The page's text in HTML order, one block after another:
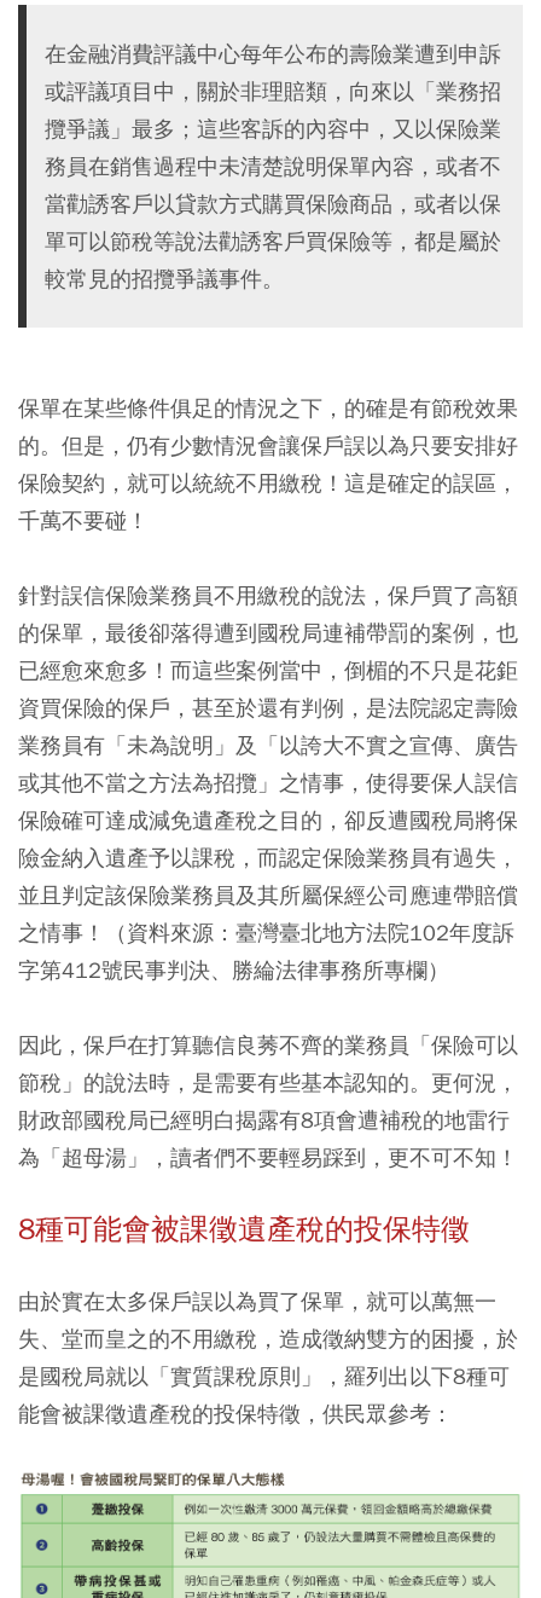
在金融消費評議中心每年公布的壽險業遭到申訴
或評議項目中，關於非理賠類，向來以「業務招
攬爭議」最多；這些客訴的內容中，又以保險業
務員在銷售過程中未清楚說明保單內容，或者不
當勸誘客戶以貸款方式購買保險商品，或者以保
單可以節稅等說法勸誘客戶買保險等，都是屬於
較常見的招攬爭議事件。
保單在某些條件俱足的情況之下，的確是有節稅效果
的。但是，仍有少數情況會讓保戶誤以為只要安排好
保險契約，就可以統統不用繳稅！這是確定的誤區，
千萬不要碰！
針對誤信保險業務員不用繳稅的說法，保戶買了高額
的保單，最後卻落得遭到國稅局連補帶罰的案例，也
已經愈來愈多！而這些案例當中，倒楣的不只是花鉅
資買保險的保戶，甚至於還有判例，是法院認定壽險
業務員有「未為說明」及「以誇大不實之宣傳、廣告
或其他不當之方法為招攬」之情事，使得要保人誤信
保險確可達成減免遺產稅之目的，卻反遭國稅局將保
險金納入遺產予以課稅，而認定保險業務員有過失，
並且判定該保險業務員及其所屬保經公司應連帶賠償
之情事！（資料來源：臺灣臺北地方法院102年度訴
字第412號民事判決、勝綸法律事務所專欄）
因此，保戶在打算聽信良莠不齊的業務員「保險可以
節稅」的說法時，是需要有些基本認知的。更何況，
財政部國稅局已經明白揭露有8項會遭補稅的地雷行
為「超母湯」
，讀者們不要輕易踩到，更不可不知！
8種可能會被課徵遺產稅的投保特徵
由於實在太多保戶誤以為買了保單，就可以萬無一
失、堂而皇之的不用繳稅，造成徵納雙方的困擾，於
是國稅局就以「實質課稅原則」，羅列出以下8種可
能會被課徵遺產稅的投保特徵，供民眾參考：